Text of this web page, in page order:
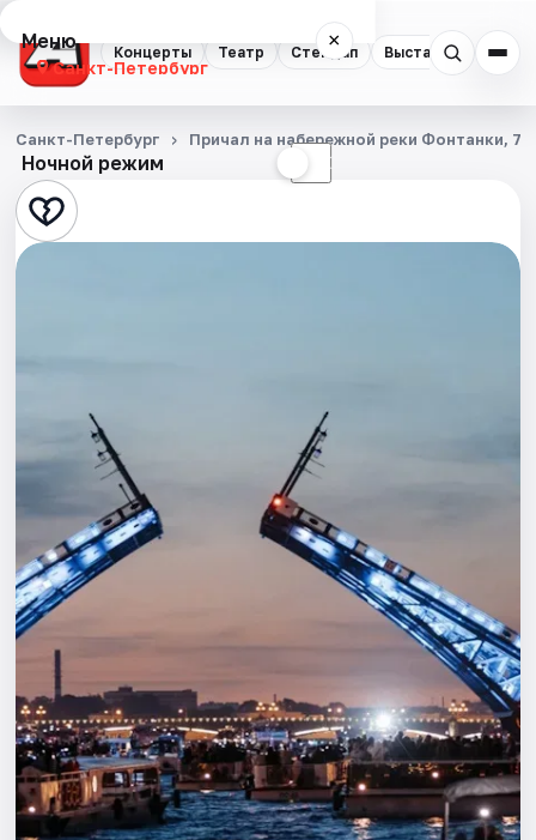
Концерты Театр Стендап Выставки
Меню ×
Санкт-Петербург
Концерты
Театр
Стендап
Спорт
События
Города
Площадки
Артисты
Рейтинги
Ночной режим ☾
Санкт-Петербург Причал на набережной реки Фонтанки, 71